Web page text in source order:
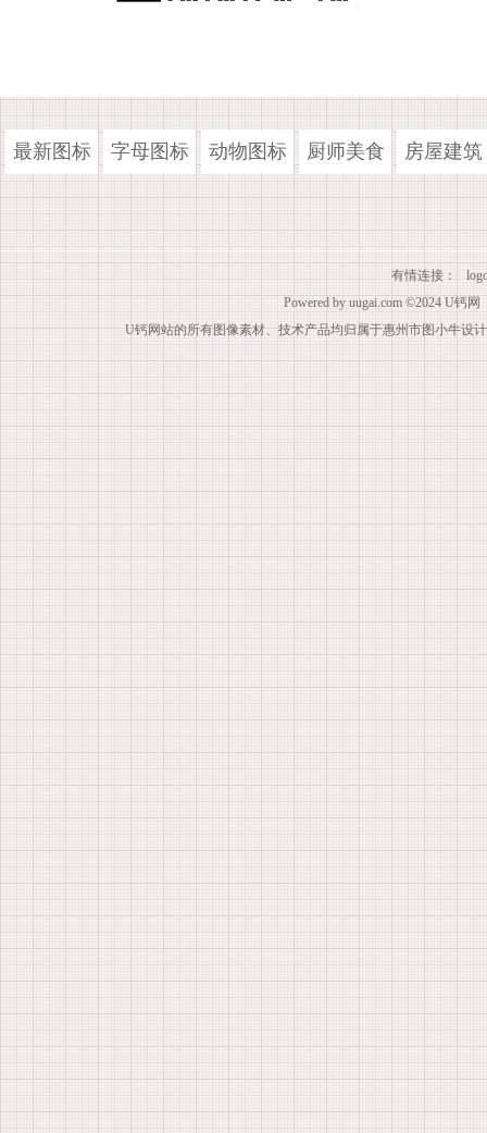
最新图标 字母图标 动物图标 厨师美食 房屋建筑
有情连接：
Powered by uugai.com ©2024 U钙网
U钙网站的所有图像素材、技术产品均归属于惠州市图小牛设